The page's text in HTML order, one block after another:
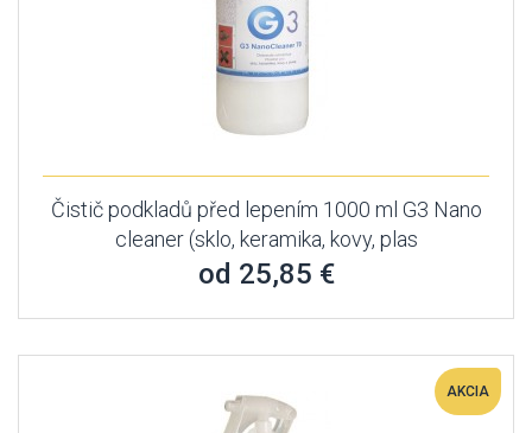
Čistič podkladů před lepením 1000 ml G3 Nano
cleaner (sklo, keramika, kovy, plas
od 25,85 €
AKCIA